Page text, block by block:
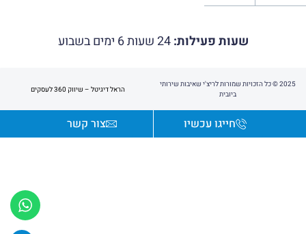
שעות פעילות:24 שעות 6 ימים בשבוע
2025 © כל הזכויות שמורות לריצ'י שאיבות שירותי
ביובית
הראל דיגיטל – שיווק 360 לעסקים
חייגו עכשיו צור קשר